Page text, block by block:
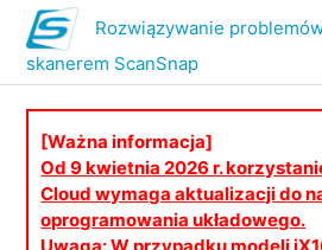
Rozwiązywanie
skanerem ScanSnap
[Ważna informacja]
Od 9 kwietnia 2026 r.
Cloud wymaga aktualizacji do
oprogramowania układowego.